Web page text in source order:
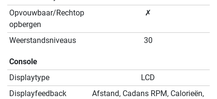
Opvouwbaar/Rechtop
opbergen
✗
Weerstandsniveaus 30
Console
Displaytype
LCD
Displayfeedback
Afstand, Cadans RPM, Calorieën,